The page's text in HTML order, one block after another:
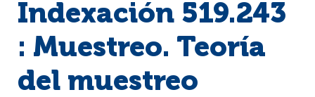
Indexación 519.243
: Muestreo. Teoría
del muestreo